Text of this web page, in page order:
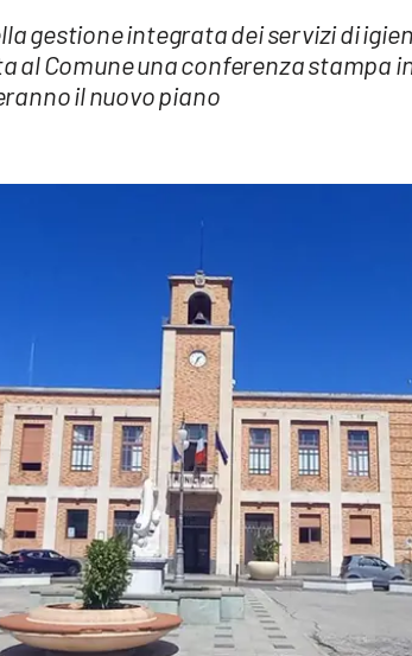
gestione integrata dei servizi di
al Comune una conferenza stampa
il nuovo piano